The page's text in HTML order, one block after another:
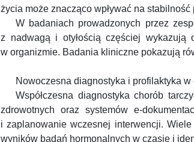
życia może znacząco wpływać na
W badaniach prowadzonych przez
z nadwagą i otyłością częściej wykazują
w organizmie. Badania kliniczne pokazują
Nowoczesna diagnostyka i profilaktyka
Współczesna diagnostyka chorób
zdrowotnych oraz systemów e-
i zaplanowanie wczesnej interwencji.
wyników badań hormonalnych w czasie i